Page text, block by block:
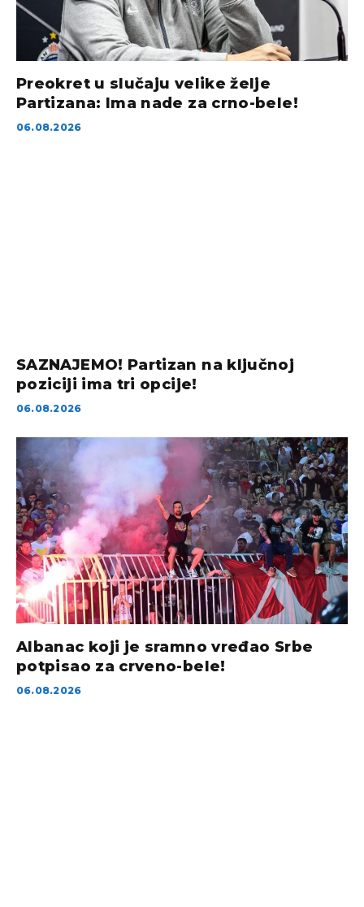
Preokret u slučaju velike želje
Partizana: Ima nade za crno-bele!
06.08.2026
SAZNAJEMO! Partizan na ključnoj
poziciji ima tri opcije!
06.08.2026
Albanac koji je sramno vređao Srbe
potpisao za crveno-bele!
06.08.2026